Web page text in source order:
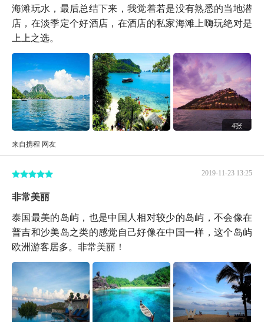
海滩玩水，最后总结下来，我觉着若是没有熟悉的当地潜
店，在淡季定个好酒店，在酒店的私家海滩上嗨玩绝对是
上上之选。
4张
来自携程 网友
2019-11-23 13:25
非常美丽
泰国最美的岛屿，也是中国人相对较少的岛屿，不会像在
普吉和沙美岛之类的感觉自己好像在中国一样，这个岛屿
欧洲游客居多。非常美丽！